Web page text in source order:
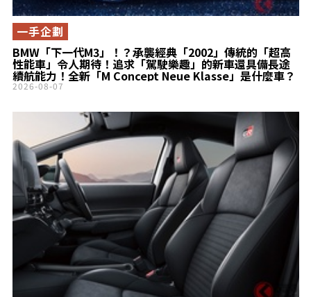
BMW「下一代M3」！？承襲經典「2002」傳統的「超高
性能車」令人期待！追求「駕駛樂趣」的新車還具備長途
續航能力！全新「M Concept Neue Klasse」是什麼車？
一手企劃
2026-08-07